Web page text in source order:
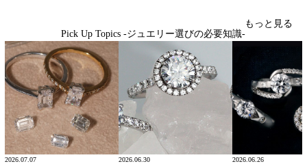
Pick Up Topics -ジュエリー選びの必要知識-
もっと見る
2026.07.07
2026.06.30
2026.06.26